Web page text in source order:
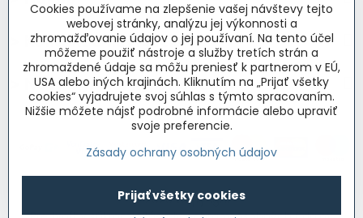
> Kontakt a navigácia
> Novinky, články, príspevky
©2026Copyright
Cookies používame na zlepšenie vašej návštevy tejto
webovej stránky, analýzu jej výkonnosti a
zhromažďovanie údajov o jej používaní. Na tento účel
môžeme použiť nástroje a služby tretích strán a
zhromaždené údaje sa môžu preniesť k partnerom v EÚ,
USA alebo iných krajinách. Kliknutím na „Prijať všetky
cookies“ vyjadrujete svoj súhlas s týmto spracovaním.
Nižšie môžete nájsť podrobné informácie alebo upraviť
svoje preferencie.
Zásady ochrany osobných údajov
Prijať všetky cookies